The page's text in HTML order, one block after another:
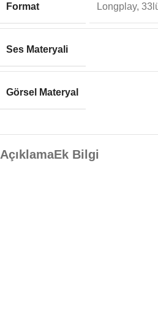
Format Longplay,
Ses Materyali
Görsel Materyal
AçıklamaEk Bilgi